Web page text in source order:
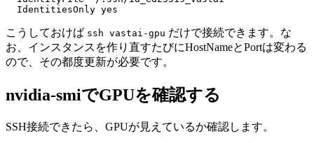
こうしておけば ssh vastai-gpu だけで接続できます。な
お、インスタンスを作り直すたびにHostNameとPortは変わる
ので、その都度更新が必要です。
nvidia-smiでGPUを確認する
SSH接続できたら、GPUが見えているか確認します。